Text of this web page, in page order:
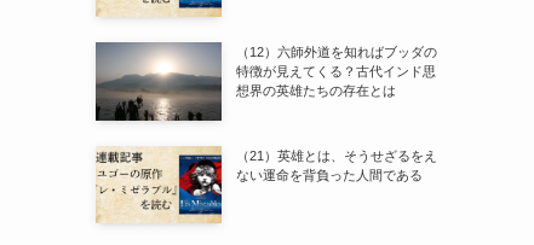
（12）六師外道を知ればブッダの
特徴が見えてくる？古代インド思
想界の英雄たちの存在とは
（21）英雄とは、そうせざるをえ
ない運命を背負った人間である